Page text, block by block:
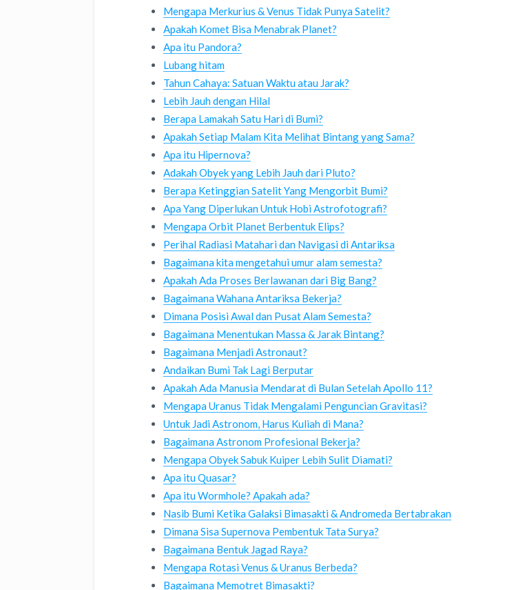
Mengapa Merkurius & Venus Tidak Punya Satelit?
Apakah Komet Bisa Menabrak Planet?
Apa itu Pandora?
Lubang hitam
Tahun Cahaya: Satuan Waktu atau Jarak?
Lebih Jauh dengan Hilal
Berapa Lamakah Satu Hari di Bumi?
Apakah Setiap Malam Kita Melihat Bintang yang Sama?
Apa itu Hipernova?
Adakah Obyek yang Lebih Jauh dari Pluto?
Berapa Ketinggian Satelit Yang Mengorbit Bumi?
Apa Yang Diperlukan Untuk Hobi Astrofotografi?
Mengapa Orbit Planet Berbentuk Elips?
Perihal Radiasi Matahari dan Navigasi di Antariksa
Bagaimana kita mengetahui umur alam semesta?
Apakah Ada Proses Berlawanan dari Big Bang?
Bagaimana Wahana Antariksa Bekerja?
Dimana Posisi Awal dan Pusat Alam Semesta?
Bagaimana Menentukan Massa & Jarak Bintang?
Bagaimana Menjadi Astronaut?
Andaikan Bumi Tak Lagi Berputar
Apakah Ada Manusia Mendarat di Bulan Setelah Apollo 11?
Mengapa Uranus Tidak Mengalami Penguncian Gravitasi?
Untuk Jadi Astronom, Harus Kuliah di Mana?
Bagaimana Astronom Profesional Bekerja?
Mengapa Obyek Sabuk Kuiper Lebih Sulit Diamati?
Apa itu Quasar?
Apa itu Wormhole? Apakah ada?
Nasib Bumi Ketika Galaksi Bimasakti & Andromeda Bertabrakan
Dimana Sisa Supernova Pembentuk Tata Surya?
Bagaimana Bentuk Jagad Raya?
Mengapa Rotasi Venus & Uranus Berbeda?
Bagaimana Memotret Bimasakti?